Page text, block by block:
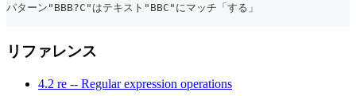
パターン"BBB?C"はテキスト"BBC"にマッチ「する」
リファレンス
4.2 re -- Regular expression operations